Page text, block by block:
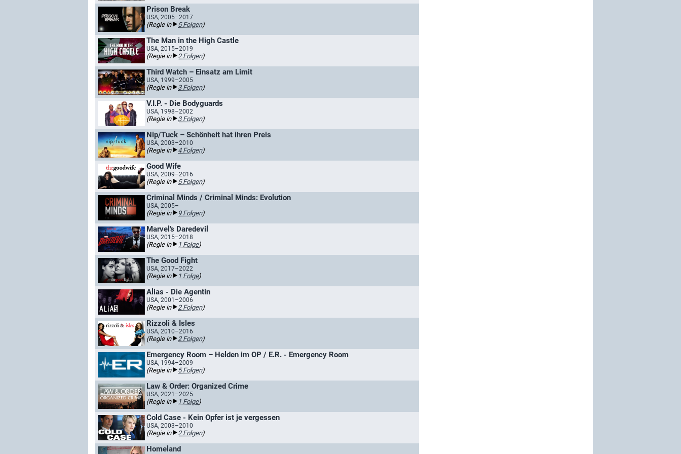
Prison Break
USA, 2005–2017
(Regie in 5 Folgen)
The Man in the High Castle
USA, 2015–2019
(Regie in 2 Folgen)
Third Watch – Einsatz am Limit
USA, 1999–2005
(Regie in 3 Folgen)
V.I.P. - Die Bodyguards
USA, 1998–2002
(Regie in 3 Folgen)
Nip/Tuck – Schönheit hat ihren Preis
USA, 2003–2010
(Regie in 4 Folgen)
Good Wife
USA, 2009–2016
(Regie in 5 Folgen)
Criminal Minds / Criminal Minds: Evolution
USA, 2005–
(Regie in 9 Folgen)
Marvel's Daredevil
USA, 2015–2018
(Regie in 1 Folge)
The Good Fight
USA, 2017–2022
(Regie in 1 Folge)
Alias - Die Agentin
USA, 2001–2006
(Regie in 2 Folgen)
Rizzoli & Isles
USA, 2010–2016
(Regie in 2 Folgen)
Emergency Room – Helden im OP / E.R. - Emergency Room
USA, 1994–2009
(Regie in 5 Folgen)
Law & Order: Organized Crime
USA, 2021–2025
(Regie in 1 Folge)
Cold Case - Kein Opfer ist je vergessen
USA, 2003–2010
(Regie in 2 Folgen)
Homeland